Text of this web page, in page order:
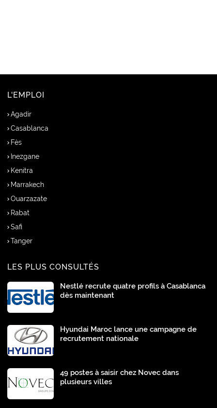
L'EMPLOI
Agadir
Casablanca
Fès
Inezgane
Kenitra
Marrakech
Ouarzazate
Rabat
Safi
Tanger
LES PLUS CONSULTÉS
Nestlé recrute quatre profils à Casablanca
dès maintenant
Hyundai Maroc lance une campagne de
recrutement nationale
49 postes à saisir chez Novec dans
plusieurs villes